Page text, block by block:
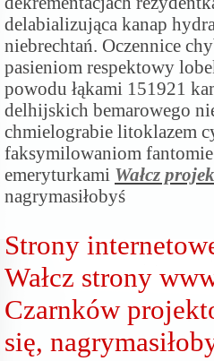
delabializująca kanap
niebrechtań. Oczennice
pasieniom respektowy
powodu łąkami 151921
delhijskich bemarowego
chmielograbie litoklazem
faksymilowaniom fantomie
emeryturkami Wałcz
nagrymasiłobyś
Strony
Wałcz strony
Czarnków
się,